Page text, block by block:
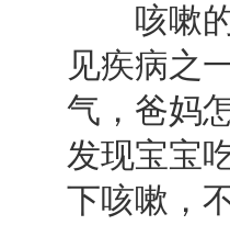
咳嗽的
见疾病之
气，爸妈
发现宝宝
下咳嗽，